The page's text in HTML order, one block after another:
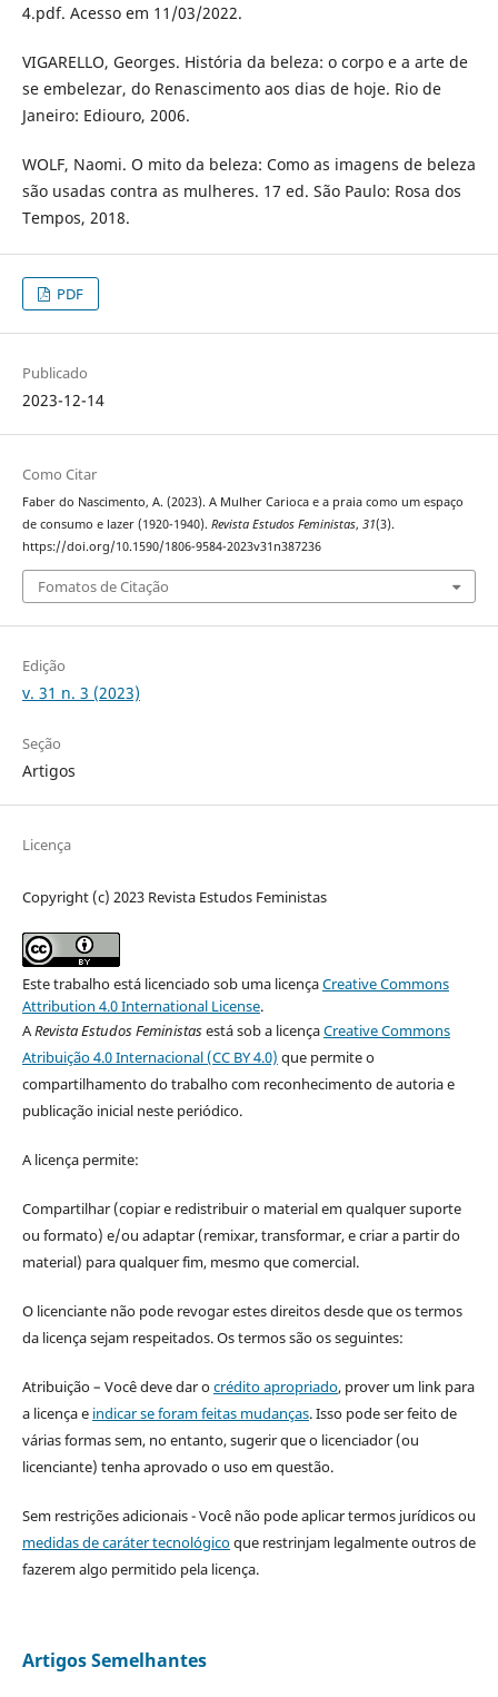
4.pdf. Acesso em 11/03/2022.
VIGARELLO, Georges. História da beleza: o corpo e a arte de
se embelezar, do Renascimento aos dias de hoje. Rio de
Janeiro: Ediouro, 2006.
WOLF, Naomi. O mito da beleza: Como as imagens de beleza
são usadas contra as mulheres. 17 ed. São Paulo: Rosa dos
Tempos, 2018.
PDF
Publicado
2023-12-14
Como Citar
Faber do Nascimento, A. (2023). A Mulher Carioca e a praia como um espaço
de consumo e lazer (1920-1940). Revista Estudos Feministas, 31(3).
https://doi.org/10.1590/1806-9584-2023v31n387236
Fomatos de Citação
Edição
v. 31 n. 3 (2023)
Seção
Artigos
Licença
Copyright (c) 2023 Revista Estudos Feministas
Este trabalho está licenciado sob uma licençaCreative Commons
Attribution 4.0 International License.
ARevista Estudos Feministasestá sob a licençaCreative Commons
Atribuição 4.0 Internacional (CC BY 4.0) que permite o
compartilhamento do trabalho com reconhecimento de autoria e
publicação inicial neste periódico.
A licença permite:
Compartilhar (copiar e redistribuir o material em qualquer suporte
ou formato) e/ou adaptar (remixar, transformar, e criar a partir do
material) para qualquer fim, mesmo que comercial.
O licenciante não pode revogar estes direitos desde que os termos
da licença sejam respeitados. Os termos são os seguintes:
Atribuição – Você deve dar ocrédito apropriado, prover um link para
a licença e indicar se foram feitas mudanças. Isso pode ser feito de
várias formas sem, no entanto, sugerir que o licenciador (ou
licenciante) tenha aprovado o uso em questão.
Sem restrições adicionais - Você não pode aplicar termos jurídicos ou
medidas de caráter tecnológicoque restrinjam legalmente outros de
fazerem algo permitido pela licença.
Artigos Semelhantes